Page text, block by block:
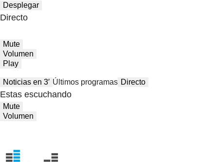
Desplegar
Directo
Mute
Volumen
Play
Noticias en 3′ Últimos programas Directo
Estas escuchando
Mute
Volumen